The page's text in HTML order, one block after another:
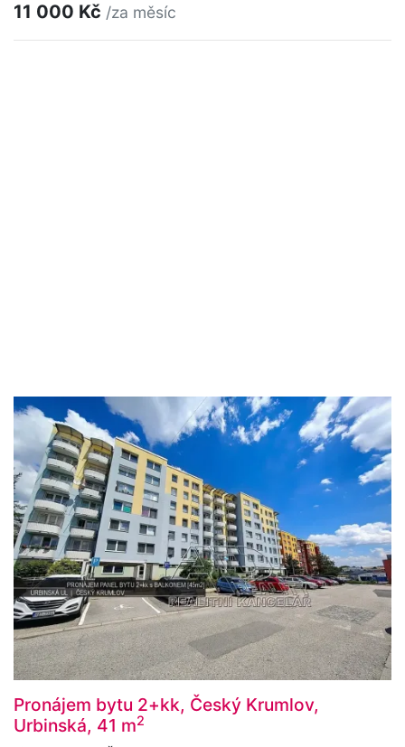
11 000 Kč /za měsíc
Pronájem bytu 2+kk, Český Krumlov,
Urbinská, 41 m2